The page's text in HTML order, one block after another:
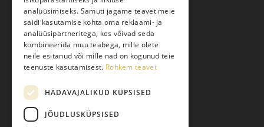
Kauba kohaletoimetamine
Toodete tellimine
Maksmine
Järelmaks
Pretensiooni esitamine
Isikuandmete töötlemine
analüüsimiseks. Samuti jagame teavet meie
saidi kasutamise kohta oma reklaami- ja
analüüsipartneritega, kes võivad seda
kombineerida muu teabega, mille olete
neile esitanud või mille nad on kogunud teie
teenuste kasutamisest. Rohkem teavet
HÄDAVAJALIKUD KÜPSISED
JÕUDLUSKÜPSISED